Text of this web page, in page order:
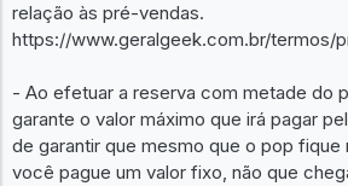
relação às pré-vendas.
https://www.geralgeek.com.br/termos/
- Ao efetuar a reserva com metade do
garante o valor máximo que irá pagar
de garantir que mesmo que o pop fique
você pague um valor fixo, não que